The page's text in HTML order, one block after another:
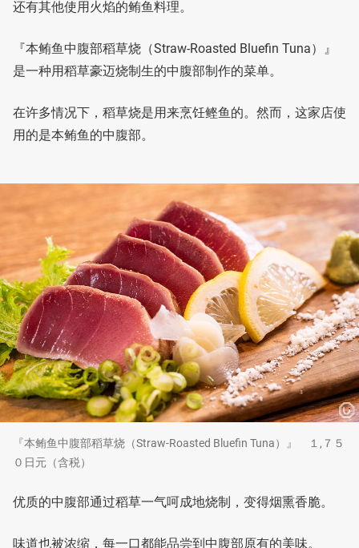
还有其他使用火焰的鲔鱼料理。
『本鲔鱼中腹部稻草烧（Straw-Roasted Bluefin Tuna）』
是一种用稻草豪迈烧制生的中腹部制作的菜单。
在许多情况下，稻草烧是用来烹饪鲣鱼的。然而，这家店使
用的是本鲔鱼的中腹部。
『本鲔鱼中腹部稻草烧（Straw-Roasted Bluefin Tuna）』 １,７５
０日元（含税）
优质的中腹部通过稻草一气呵成地烧制，变得烟熏香脆。
味道也被浓缩，每一口都能品尝到中腹部原有的美味。